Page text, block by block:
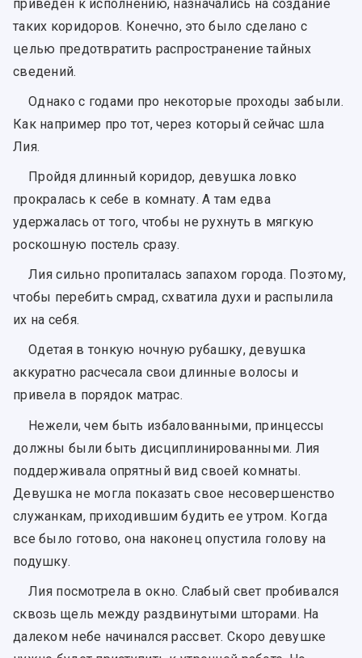
приведен к исполнению, назначались на создание
таких коридоров. Конечно, это было сделано с
целью предотвратить распространение тайных
сведений.
Однако с годами про некоторые проходы забыли.
Как например про тот, через который сейчас шла
Лия.
Пройдя длинный коридор, девушка ловко
прокралась к себе в комнату. А там едва
удержалась от того, чтобы не рухнуть в мягкую
роскошную постель сразу.
Лия сильно пропиталась запахом города. Поэтому,
чтобы перебить смрад, схватила духи и распылила
их на себя.
Одетая в тонкую ночную рубашку, девушка
аккуратно расчесала свои длинные волосы и
привела в порядок матрас.
Нежели, чем быть избалованными, принцессы
должны были быть дисциплинированными. Лия
поддерживала опрятный вид своей комнаты.
Девушка не могла показать свое несовершенство
служанкам, приходившим будить ее утром. Когда
все было готово, она наконец опустила голову на
подушку.
Лия посмотрела в окно. Слабый свет пробивался
сквозь щель между раздвинутыми шторами. На
далеком небе начинался рассвет. Скоро девушке